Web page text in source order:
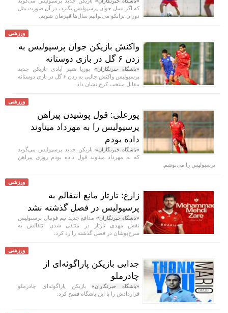
که اگر نسل جوان پرسپولیس بگیرد، در آن صورت مثل
دوران برانکو می‌توانیم سال‌ها قهرمان شویم.
ورزشی
واکنش بازیکن جوان پرسپولیس به
زدن ۶ گل در بازی دوستانه
«باشگاه خبرنگاران» پوریا شهر آبادی بازیکن جدید
پرسپولیس واکنش جالبی به زدن ۶ گل در بازی دوستانه
مقابل منتخب کرج نشان داد.
ورزشی
پورعلی: قول پوشیدن پیراهن
پرسپولیس را به مهرداد میناوند
داده بودم
«باشگاه خبرنگاران» بازیکن جدید پرسپولیس می‌گوید
که به مهرداد میناوند قول داده بودم روزی پیراهن
پرسپولیس را می‌پوشم.
ورزشی
زارع: تارتار مانع انتقالم به
پرسپولیس در فصل گذشته نشد
«باشگاه خبرنگاران» مدافع جدید تیم فوتبال پرسپولیس
نقش مهدی تارتار در منتفی شدن انتقالش به
سرخ‌پوشان در فصل گذشته را رد کرد.
ورزشی
جدایی بازیکن پاراگوئه‌ای از
چادرملو
«باشگاه خبرنگاران»بازیکن پاراگوئه‌ای چادرملو
قراردادش را با این باشگاه فسخ کرد.